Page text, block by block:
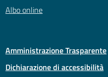
Albo online
Amministrazione Trasparente
Dichiarazione di accessibilità